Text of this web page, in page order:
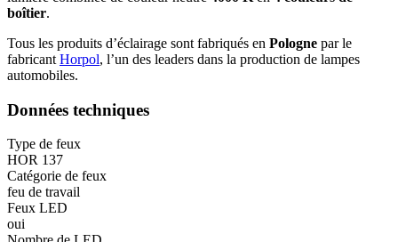
boîtier.
Tous les produits d’éclairage sont fabriqués en Pologne par le
fabricant Horpol, l’un des leaders dans la production de lampes
automobiles.
Données techniques
Type de feux
HOR 137
Catégorie de feux
feu de travail
Feux LED
oui